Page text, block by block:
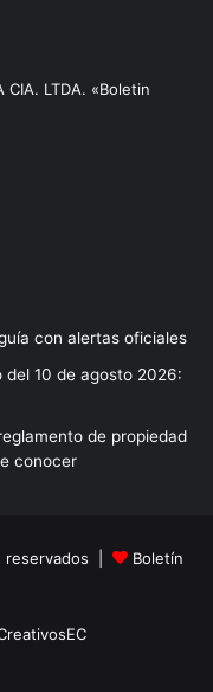
CIA. LTDA. «Boletin
con alertas oficiales
del 10 de agosto 2026:
de propiedad
conocer
reservados |
Boletín